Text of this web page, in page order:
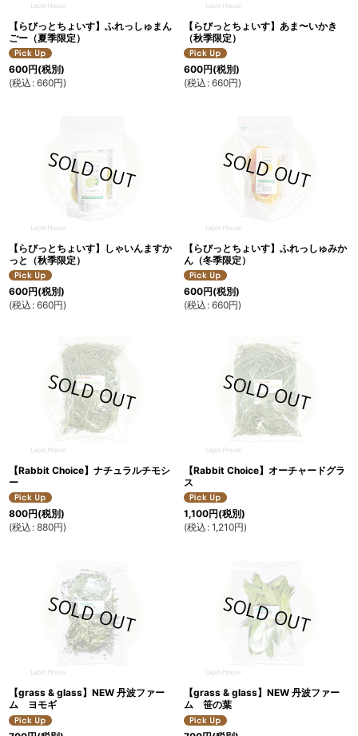
【らびっとちょいす】ふれっしゅまん
ごー（夏季限定）
600円(税別)
(税込 : 660円)
【らびっとちょいす】あま〜いかき
（秋季限定）
600円(税別)
(税込 : 660円)
【らびっとちょいす】しゃいんますか
っと（秋季限定）
600円(税別)
(税込 : 660円)
【らびっとちょいす】ふれっしゅみか
ん（冬季限定）
600円(税別)
(税込 : 660円)
【Rabbit Choice】ナチュラルチモシ
ー
800円(税別)
(税込 : 880円)
【Rabbit Choice】オーチャードグラ
ス
1,100円(税別)
(税込 : 1,210円)
【grass & glass】NEW 丹波ファー
ム ヨモギ
【grass & glass】NEW 丹波ファー
ム 笹の葉